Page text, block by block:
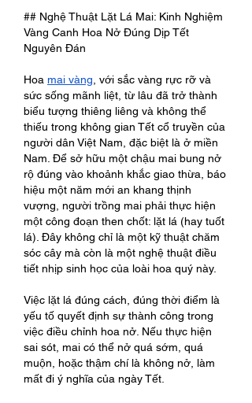
## Nghệ Thuật Lặt Lá Mai: Kinh Nghiệm
Vàng Canh Hoa Nở Đúng Dịp Tết
Nguyên Đán
Hoa mai vàng , với sắc vàng rực rỡ và
sức sống mãnh liệt, từ lâu đã trở thành
biểu tượng thiêng liêng và không thể
thiếu trong không gian Tết cổ truyền của
người dân Việt Nam, đặc biệt là ở miền
Nam. Để sở hữu một chậu mai bung nở
rộ đúng vào khoảnh khắc giao thừa, báo
hiệu một năm mới an khang thịnh
vượng, người trồng mai phải thực hiện
một công đoạn then chốt: lặt lá (hay tuốt
lá). Đây không chỉ là một kỹ thuật chăm
sóc cây mà còn là một nghệ thuật điều
tiết nhịp sinh học của loài hoa quý này.
Việc lặt lá đúng cách, đúng thời điểm là
yếu tố quyết định sự thành công trong
việc điều chỉnh hoa nở. Nếu thực hiện
sai sót, mai có thể nở quá sớm, quá
muộn, hoặc thậm chí là không nở, làm
mất đi ý nghĩa của ngày Tết.